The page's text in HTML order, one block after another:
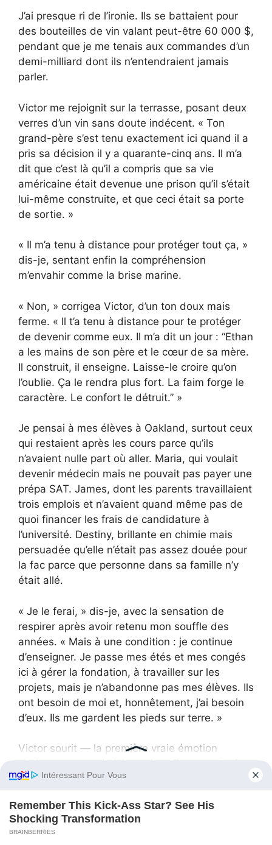
J’ai presque ri de l’ironie. Ils se battaient pour
des bouteilles de vin valant peut-être 60 000 $,
pendant que je me tenais aux commandes d’un
demi-milliard dont ils n’entendraient jamais
parler.
Victor me rejoignit sur la terrasse, posant deux
verres d’un vin sans doute indécent. « Ton
grand-père s’est tenu exactement ici quand il a
pris sa décision il y a quarante-cinq ans. Il m’a
dit que c’est là qu’il a compris que sa vie
américaine était devenue une prison qu’il s’était
lui-même construite, et que ceci était sa porte
de sortie. »
« Il m’a tenu à distance pour protéger tout ça, »
dis-je, sentant enfin la compréhension
m’envahir comme la brise marine.
« Non, » corrigea Victor, d’un ton doux mais
ferme. « Il t’a tenu à distance pour te protéger
de devenir comme eux. Il m’a dit un jour : “Ethan
a les mains de son père et le cœur de sa mère.
Il construit, il enseigne. Laisse-le croire qu’on
l’oublie. Ça le rendra plus fort. La faim forge le
caractère. Le confort le détruit.” »
Je pensai à mes élèves à Oakland, surtout ceux
qui restaient après les cours parce qu’ils
n’avaient nulle part où aller. Maria, qui voulait
devenir médecin mais ne pouvait pas payer une
prépa SAT. James, dont les parents travaillaient
trois emplois et n’avaient quand même pas de
quoi financer les frais de candidature à
l’université. Destiny, brillante en chimie mais
persuadée qu’elle n’était pas assez douée pour
la fac parce que personne dans sa famille n’y
était allé.
« Je le ferai, » dis-je, avec la sensation de
respirer après avoir retenu mon souffle des
années. « Mais à une condition : je continue
d’enseigner. Je passe mes étés et mes congés
ici à gérer la fondation, à travailler sur les
projets, mais je n’abandonne pas mes élèves. Ils
ont besoin de moi et, honnêtement, j’ai besoin
d’eux. Ils me gardent les pieds sur terre. »
Victor sourit — la première vraie émotion
avait prévu que tu dirais exactement ça. Il l’a
L’écriture de Grand-père était nette : « Ethan
voudra continuer à enseigner. Laissez-le. Un